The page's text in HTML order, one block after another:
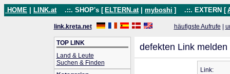
HOME LINK.at .::. SHOP's [ ELTERN.at myboshi ] .::. EXTERN [
link.kreta.net häufigste Aufrufe
TOP LINK
Land & Leute
Suchen & Finden
defekten Link melden
Link: